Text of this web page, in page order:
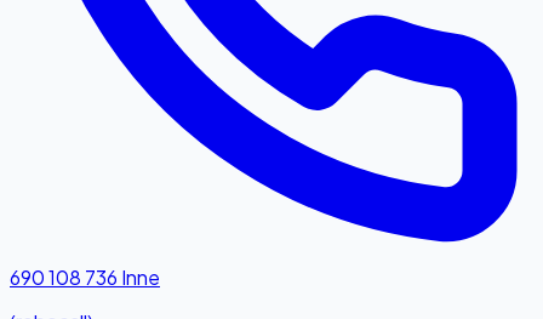
690 108 736 Inne